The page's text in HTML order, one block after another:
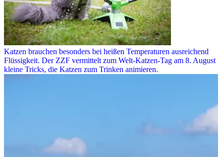
Katzen brauchen besonders bei heißen Temperaturen ausreichend
Flüssigkeit. Der ZZF vermittelt zum Welt-Katzen-Tag am 8. August
kleine Tricks, die Katzen zum Trinken animieren.